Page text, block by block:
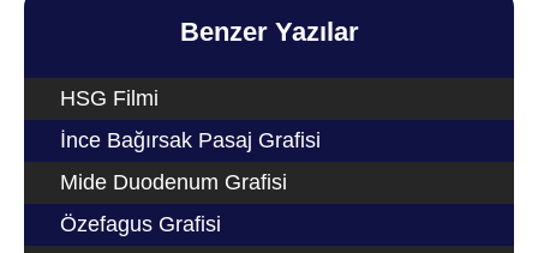
Benzer Yazılar
HSG Filmi
İnce Bağırsak Pasaj Grafisi
Mide Duodenum Grafisi
Özefagus Grafisi